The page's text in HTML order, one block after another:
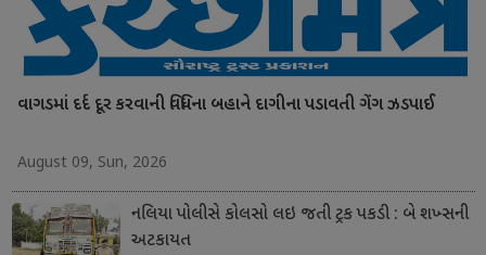
વાગડમાં દર્દ દૂર કરવાની વિધિના બહાને દાગીના પડાવતી ગેંગ ઝડપાઈ
August 09, Sun, 2026
નલિયા પોલીસે કોલસો લઇ જતી ટ્રક પકડી : બે શખ્સની
અટકાયત